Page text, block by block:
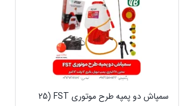
سمپاش دو پمپه طرح موتوری FST (25